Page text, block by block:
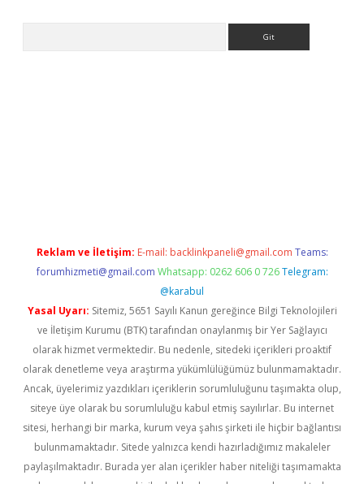
Reklam ve İletişim: E-mail: backlinkpaneli@gmail.com Teams:
forumhizmeti@gmail.com Whatsapp: 0262 606 0 726 Telegram:
@karabul
Yasal Uyarı: Sitemiz, 5651 Sayılı Kanun gereğince Bilgi Teknolojileri
ve İletişim Kurumu (BTK) tarafından onaylanmış bir Yer Sağlayıcı
olarak hizmet vermektedir. Bu nedenle, sitedeki içerikleri proaktif
olarak denetleme veya araştırma yükümlülüğümüz bulunmamaktadır.
Ancak, üyelerimiz yazdıkları içeriklerin sorumluluğunu taşımakta olup,
siteye üye olarak bu sorumluluğu kabul etmiş sayılırlar. Bu internet
sitesi, herhangi bir marka, kurum veya şahıs şirketi ile hiçbir bağlantısı
bulunmamaktadır. Sitede yalnızca kendi hazırladığımız makaleler
paylaşılmaktadır. Burada yer alan içerikler haber niteliği taşımamakta